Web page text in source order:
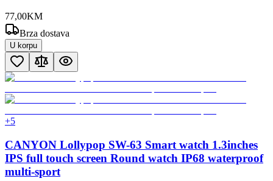
77,00KM
Brza dostava
U korpu
+5
CANYON Lollypop SW-63 Smart watch 1.3inches
IPS full touch screen Round watch IP68 waterproof
multi-sport